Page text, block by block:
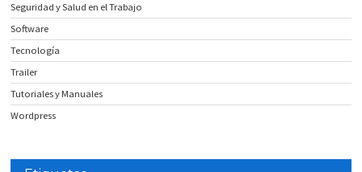
Seguridad y Salud en el Trabajo
Software
Tecnología
Trailer
Tutoriales y Manuales
Wordpress